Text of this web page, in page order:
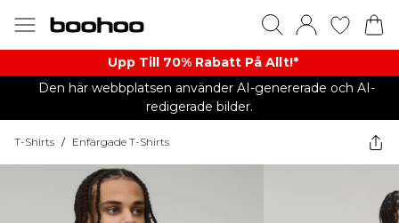
Upp Till 70% Rabatt På Allt!*
Den här webbplatsen använder AI-genererade och AI-
redigerade bilder.
T-Shirts / Enfärgade T-Shirts